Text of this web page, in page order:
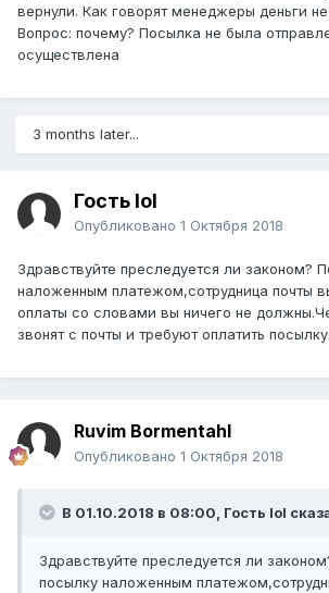
вернули. Как говорят менеджеры деньги
Вопрос: почему? Посылка не была
осуществлена
3 months later...
Гость lol
Опубликовано 1 Октября 2018
Здравствуйте преследуется ли законом?
наложенным платежом,сотрудница почты
оплаты со словами вы ничего не
звонят с почты и требуют оплатить посылку.
Ruvim Bormentahl
Опубликовано 1 Октября 2018
В 01.10.2018 в 08:00, Гость lol
Здравствуйте преследуется ли
посылку наложенным